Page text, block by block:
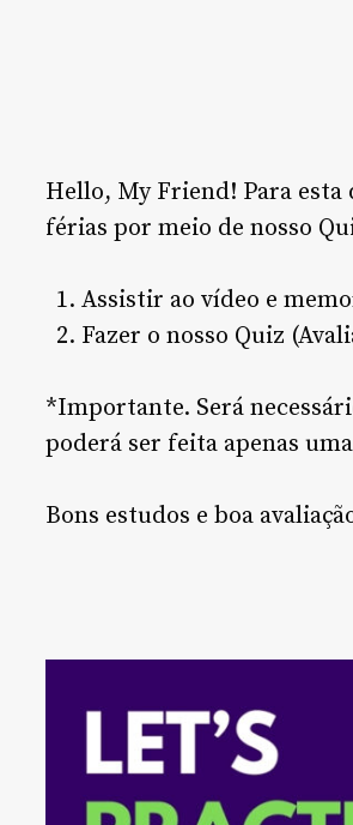
Hello, My Friend! Para esta
férias por meio de nosso
Assistir ao vídeo e
Fazer o nosso Quiz
*Importante. Será
poderá ser feita apenas
Bons estudos e boa